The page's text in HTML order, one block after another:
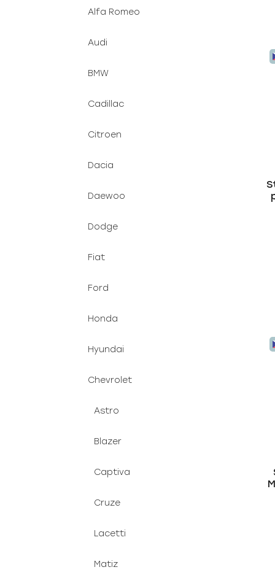
Alfa Romeo
Audi
BMW
Cadillac
Citroen
Dacia
Daewoo
Dodge
Fiat
Ford
Honda
Hyundai
Chevrolet
Astro
Blazer
Captiva
Cruze
Lacetti
Matiz